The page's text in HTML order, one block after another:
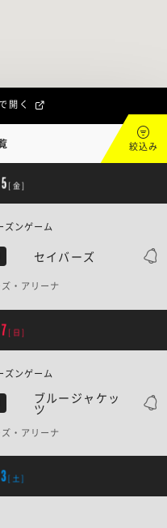
開く
絞込み
[金]
セイバーズ
ンゲーム
・アリーナ
[日]
ブルージャケッ
ツ
ンゲーム
・アリーナ
[土]